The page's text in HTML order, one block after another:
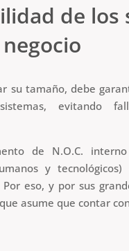
de los
su tamaño, debe
evitando
de N.O.C.
y
eso, y por sus
asume que contar